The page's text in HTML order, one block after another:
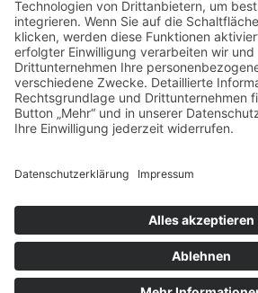
Hofladen:
Montag bis Sonntag von 09:00 –
18:00 Uhr
Telefonisch erreichen
Montag bis Freitag von 09:00
Copyright © Schlafen im Weinfass
Bergstraße 7 • 77887
Reserved